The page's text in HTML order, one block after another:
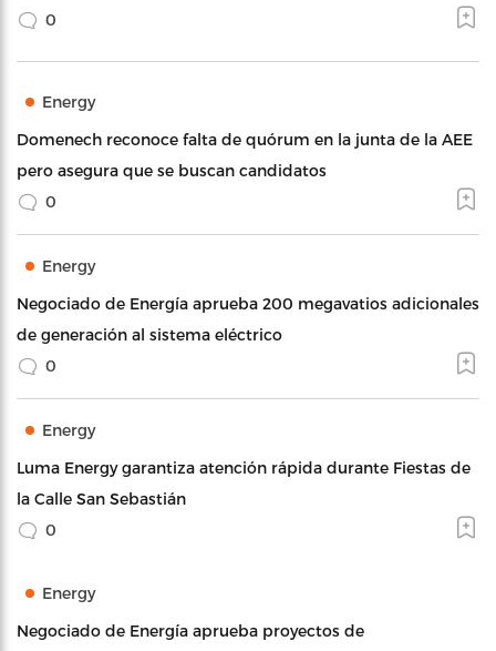
0
Energy
Domenech reconoce falta de quórum en la junta de la AEE
pero asegura que se buscan candidatos
0
Energy
Negociado de Energía aprueba 200 megavatios adicionales
de generación al sistema eléctrico
0
Energy
Luma Energy garantiza atención rápida durante Fiestas de
la Calle San Sebastián
0
Energy
Negociado de Energía aprueba proyectos de